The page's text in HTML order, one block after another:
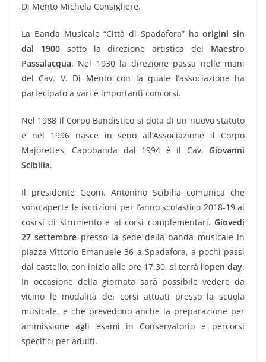
Di Mento Michela Consigliere.
La Banda Musicale “Città di Spadafora” haorigini sin
dal 1900sotto la direzione artistica del Maestro
Passalacqua. Nel 1930 la direzione passa nelle mani
del Cav. V. Di Mento con la quale l’associazione ha
partecipato a vari e importanti concorsi.
Nel 1988 il Corpo Bandistico si dota di un nuovo statuto
e nel 1996 nasce in seno all’Associazione il Corpo
Majorettes. Capobanda dal 1994 è il Cav. Giovanni
Scibilia.
Il presidente Geom. Antonino Scibilia comunica che
sono aperte le iscrizioni per l’anno scolastico 2018-19 ai
cosrsi di strumento e ai corsi complementari. Giovedì
27 settembre presso la sede della banda musicale in
piazza Vittorio Emanuele 36 a Spadafora, a pochi passi
dal castello, con inizio alle ore 17.30, si terrà l’open day.
In occasione della giornata sarà possibile vedere da
vicino le modalità dei corsi attuati presso la scuola
musicale, e che prevedono anche la preparazione per
ammissione agli esami in Conservatorio e percorsi
specifici per adulti.